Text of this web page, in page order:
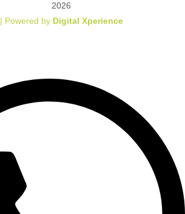
2026
| Powered by Digital Xperience